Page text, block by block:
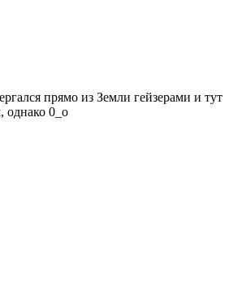
прямо из Земли гейзерами и тут
однако 0_о